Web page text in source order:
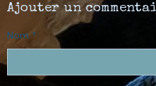
Ajouter un
Nom